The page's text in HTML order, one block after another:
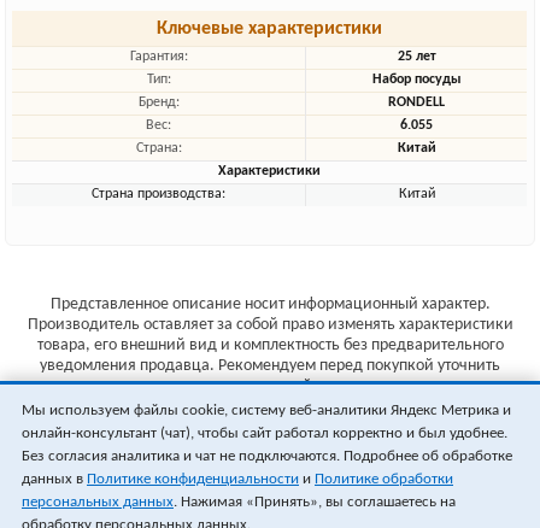
Ключевые характеристики
Гарантия:
25 лет
Тип:
Набор посуды
Бренд:
RONDELL
Вес:
6.055
Страна:
Китай
Характеристики
Страна производства:
Китай
Представленное описание носит информационный характер.
Производитель оставляет за собой право изменять характеристики
товара, его внешний вид и комплектность без предварительного
уведомления продавца. Рекомендуем перед покупкой уточнить
характеристики товара на сайте производителя.
Указанные цены не являются публичной офертой (ст.435 ГК РФ).
Стоимость и наличие товара уточняйте у менеджера.
Мы используем файлы cookie, систему веб-аналитики Яндекс Метрика и
онлайн-консультант (чат), чтобы сайт работал корректно и был удобнее.
Без согласия аналитика и чат не подключаются. Подробнее об обработке
данных в Политике конфиденциальности и Политике обработки
персональных данных. Нажимая «Принять», вы соглашаетесь на